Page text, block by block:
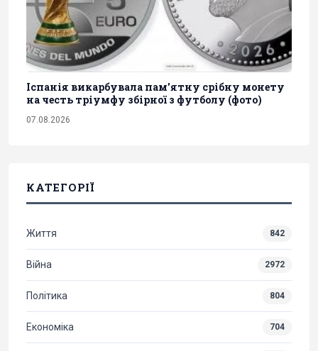
Іспанія викарбувала пам'ятну срібну монету
на честь тріумфу збірної з футболу (фото)
07.08.2026
КАТЕГОРІЇ
Життя 842
Війна 2972
Політика 804
Економіка 704